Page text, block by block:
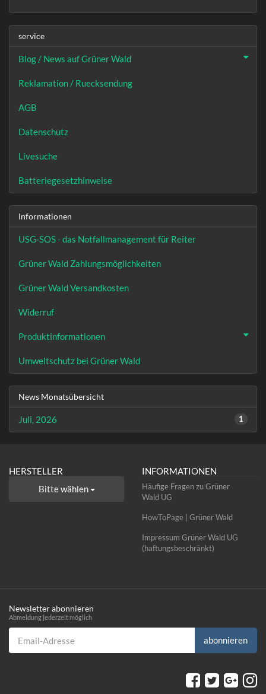
service
Blog / News auf Grüner Wald
Reklamation / Ruecksendung
AGB
Datenschutz
Livesuche
Batteriegesetzhinweise
Informationen
USG-SOS - das Notfallmanagement für Reiter
Grüner Wald Zahlungsmöglichkeiten
Grüner Wald Versandkosten
Widerruf
Produktinformationen
Umweltschutz bei Grüner Wald
News Monatsübersicht
Juli, 2026 1
HERSTELLER
Bitte wählen
INFORMATIONEN
Häufige Fragen zu Grüner
Wald UG
HowToPage | Grüner Wald
Impressum Grüner Wald UG
(haftungsbeschränkt)
Newsletter abonnieren
Abmeldung jederzeit möglich
Email-Adresse
abonnieren